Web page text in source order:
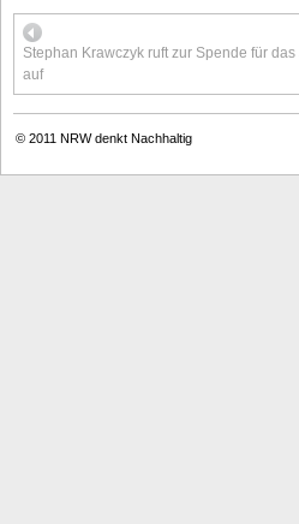
Stephan Krawczyk ruft zur Spende für
auf
© 2011 NRW denkt Nachhaltig